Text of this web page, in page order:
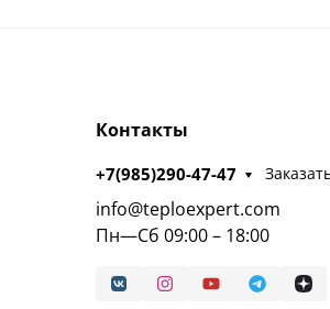
Контакты
+7(985)290-47-47
info@teploexpert.com
Пн—Сб 09:00 – 18:00